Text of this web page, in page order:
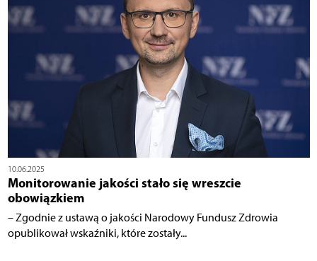
10.06.2025
Monitorowanie jakości stało się wreszcie
obowiązkiem
– Zgodnie z ustawą o jakości Narodowy Fundusz Zdrowia
opublikował wskaźniki, które zostały...